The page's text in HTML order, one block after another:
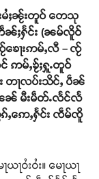
းမႆႈၼႂ်းတူဝ် တေသု
ၼ်ႈႁႅင်း (ၼမ်လိူဝ်
ၶေႃးဢမ်ႇလီ – ၸႂ်
ဢမ်ႇၶႂ်ႈႁူႉတူဝ်
တႃလပ်းသိင်ႇ ပဵၼ်
ၼ် မီးမဵတ်ႉလႅင်လႅ
ဢွၵ်ႇဢေႇႁႅင်း ၸဵမ်ၸိူ
ယႃဝႆးဝႆး။ မေႃယႃ